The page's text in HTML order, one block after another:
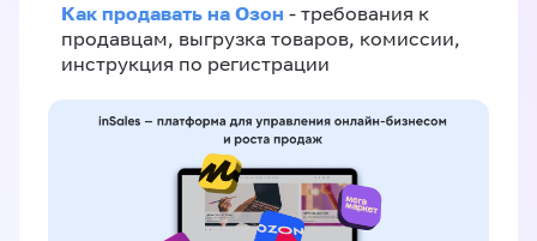
Как продавать на Озон - требования к
продавцам, выгрузка товаров, комиссии,
инструкция по регистрации